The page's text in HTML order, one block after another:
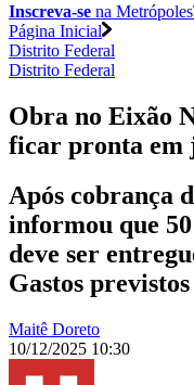
Inscreva-se na
Página Inicial
Distrito Federal
Distrito Federal
Obra no Eixão
ficar pronta em
Após cobrança
informou que
deve ser
Gastos
Maitê Doreto
10/12/2025 10:30